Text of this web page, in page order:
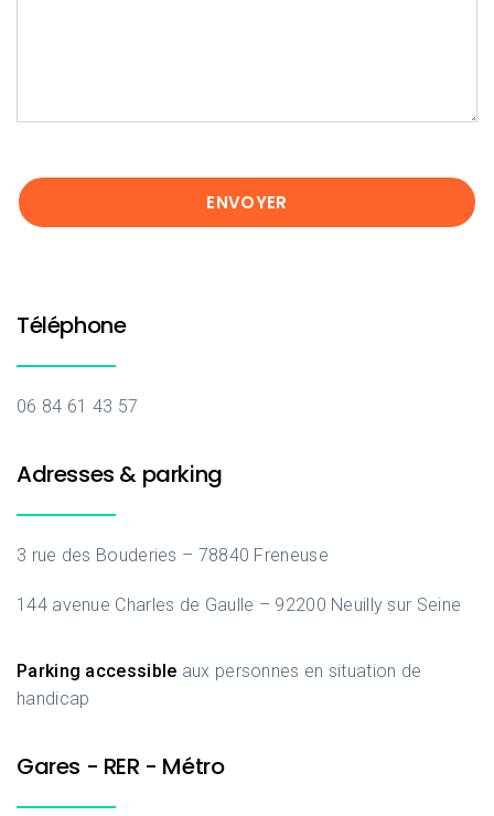
Téléphone
06 84 61 43 57
Adresses & parking
3 rue des Bouderies – 78840 Freneuse
144 avenue Charles de Gaulle – 92200 Neuilly sur Seine
Parking accessible aux personnes en situation de
handicap
Gares - RER - Métro